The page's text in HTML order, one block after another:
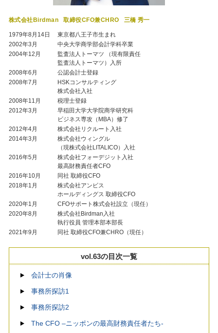
株式会社Birdman 取締役CFO兼CHRO 三橋 秀一
1979年8月14日
東京都八王子市生まれ
2002年3月
中央大学商学部会計学科卒業
2004年12月
監査法人トーマツ （現有限責任
監査法人トーマツ）入所
2008年6月
公認会計士登録
2008年7月
HSKコンサルティング
株式会社入社
2008年11月
税理士登録
2012年3月
早稲田大学大学院商学研究科
ビジネス専攻（MBA）修了
2012年4月
株式会社リクルート入社
2014年3月
株式会社ウィングル
（現株式会社LITALICO）入社
2016年5月
株式会社フォーデジット入社
最高財務責任者CFO
2016年10月
同社 取締役CFO
2018年1月
株式会社アンビス
ホールディングス 取締役CFO
2020年1月
CFOサポート株式会社設立（現任）
2020年8月
株式会社Birdman入社
執行役員 管理本部本部長
2021年9月
同社 取締役CFO兼CHRO（現任）
vol.63の目次一覧
会計士の肖像
事務所探訪1
事務所探訪2
The CFO –ニッポンの最高財務責任者たち-